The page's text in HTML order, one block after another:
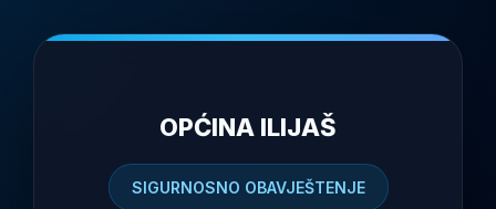
OPĆINA ILIJAŠ
SIGURNOSNO OBAVJEŠTENJE